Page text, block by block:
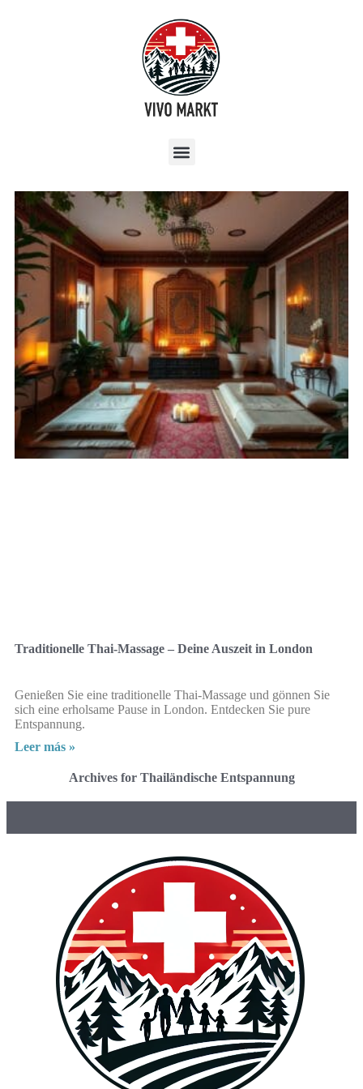
Traditionelle Thai-Massage – Deine Auszeit in London
Genießen Sie eine traditionelle Thai-Massage und gönnen Sie
sich eine erholsame Pause in London. Entdecken Sie pure
Entspannung.
Leer más »
Archives for Thailändische Entspannung